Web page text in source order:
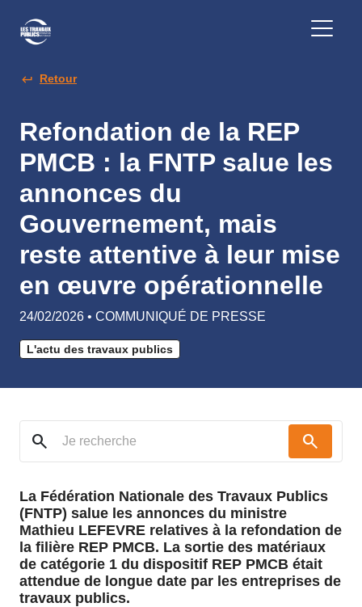
Retour
Refondation de la REP
PMCB : la FNTP salue les
annonces du
Gouvernement, mais
reste attentive à leur mise
en œuvre opérationnelle
24/02/2026 • COMMUNIQUÉ DE PRESSE
L'actu des travaux publics
search search
La Fédération Nationale des Travaux Publics
(FNTP) salue les annonces du ministre
Mathieu LEFEVRE relatives à la refondation de
la filière REP PMCB. La sortie des matériaux
de catégorie 1 du dispositif REP PMCB était
attendue de longue date par les entreprises de
travaux publics.